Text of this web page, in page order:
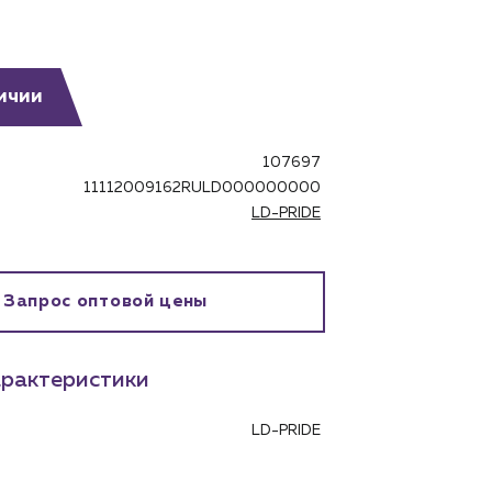
107697
11112009162RULD000000000
LD-PRIDE
Запрос оптовой цены
LD-PRIDE